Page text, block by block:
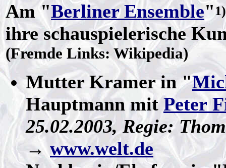
Am "Berliner Ensemble" 1)
ihre schauspielerische
(Fremde Links: Wikipedia)
Mutter Kramer in "
Hauptmann mitPeter
25.02.2003, Regie:
→www.welt.de